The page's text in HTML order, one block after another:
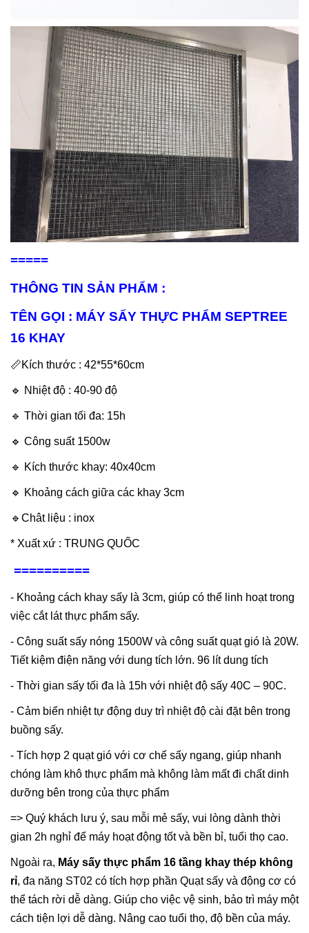
=====
THÔNG TIN SẢN PHẨM :
TÊN GỌI : MÁY SẤY THỰC PHẨM SEPTREE
16 KHAY
📏Kích thước : 42*55*60cm
🔹 Nhiệt độ : 40-90 độ
🔹 Thời gian tối đa: 15h
🔹 Công suất 1500w
🔹 Kích thước khay: 40x40cm
🔹 Khoảng cách giữa các khay 3cm
🔹Chât liệu : inox
* Xuất xứ : TRUNG QUỐC
==========
- Khoảng cách khay sấy là 3cm, giúp có thể linh hoạt trong
việc cắt lát thực phẩm sấy.
- Công suất sấy nóng 1500W và công suất quạt gió là 20W.
Tiết kiệm điện năng với dung tích lớn. 96 lít dung tích
- Thời gian sấy tối đa là 15h với nhiệt độ sấy 40C – 90C.
- Cảm biến nhiệt tự động duy trì nhiệt độ cài đặt bên trong
buồng sấy.
- Tích hợp 2 quạt gió với cơ chế sấy ngang, giúp nhanh
chóng làm khô thực phẩm mà không làm mất đi chất dinh
dưỡng bên trong của thực phẩm
=> Quý khách lưu ý, sau mỗi mẻ sấy, vui lòng dành thời
gian 2h nghỉ để máy hoạt động tốt và bền bỉ, tuổi thọ cao.
Ngoài ra, Máy sấy thực phẩm 16 tầng khay thép không
rỉ, đa năng ST02 có tích hợp phần Quạt sấy và động cơ có
thể tách rời dễ dàng. Giúp cho việc vệ sinh, bảo trì máy một
cách tiện lợi dễ dàng. Nâng cao tuổi thọ, độ bền của máy.